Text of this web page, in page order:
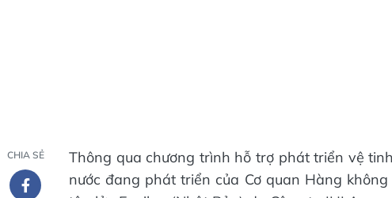
CHIA SẺ
Thông qua chương trình hỗ trợ phát triển vệ
nước đang phát triển của Cơ quan Hàng